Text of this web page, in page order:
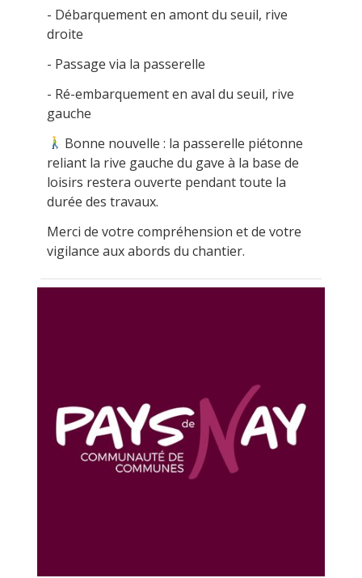
- Débarquement en amont du seuil, rive
droite
- Passage via la passerelle
- Ré-embarquement en aval du seuil, rive
gauche
Bonne nouvelle : la passerelle piétonne
reliant la rive gauche du gave à la base de
loisirs restera ouverte pendant toute la
durée des travaux.
Merci de votre compréhension et de votre
vigilance aux abords du chantier.